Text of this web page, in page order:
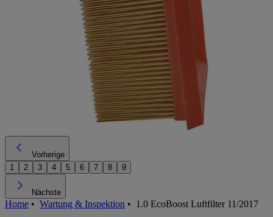
Vorherige
1
2 3 4 5 6 7 8 9
Nächste
Home • Wartung & Inspektion • 1.0 EcoBoost Luftfilter 11/2017